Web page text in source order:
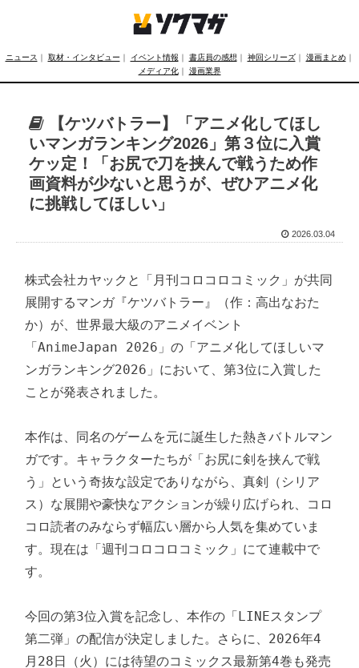
ニュース ｜ 取材・インタビュー ｜ イベント情報 ｜ 書店員の感想 ｜ 神回シリーズ｜ 漫画まとめ｜
メディア化｜ 漫画業界
【ケツバトラー】「アニメ化してほし
いマンガランキング2026」第３位に入賞
ケッ定！「お尻で刀を挟んで戦うため作
画資料が少ないと思うが、ぜひアニメ化
に挑戦してほしい」
2026.03.04
株式会社カヤックと「月刊コロコロコミック」が共同
展開するマンガ『ケツバトラー』（作：高出なおた
か）が、世界最大級のアニメイベント
「AnimeJapan 2026」の「アニメ化してほしいマ
ンガランキング2026」において、第3位に入賞した
ことが発表されました。
本作は、同名のゲームを元に誕生した熱きバトルマン
ガです。キャラクターたちが「お尻に剣を挟んで戦
う」という奇抜な設定でありながら、真剣（シリア
ス）な展開や豪快なアクションが繰り広げられ、コロ
コロ読者のみならず幅広い層から人気を集めていま
す。現在は「週刊コロコロコミック」にて連載中で
す。
今回の第3位入賞を記念し、本作の「LINEスタンプ
第二弾」の配信が決定しました。さらに、2026年4
月28日（火）には待望のコミックス最新第4巻も発売